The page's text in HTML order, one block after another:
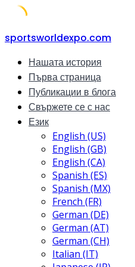
Skip
content
sportsworldexpo.com
Нашата история
Първа страница
Публикации в блога
Свържете се с нас
Език
English (US)
English (GB)
English (CA)
Spanish (ES)
Spanish (MX)
French (FR)
German (DE)
German (AT)
German (CH)
Italian (IT)